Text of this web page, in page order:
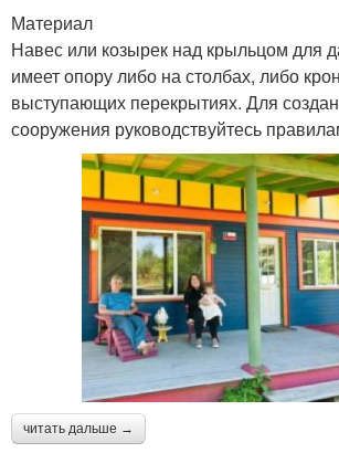
Материал
Навес или козырек над крыльцом для
имеет опору либо на столбах, либо
выступающих перекрытиях. Для
сооружения руководствуйтесь
читать дальше →